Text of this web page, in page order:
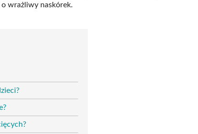
wrażliwy naskórek.